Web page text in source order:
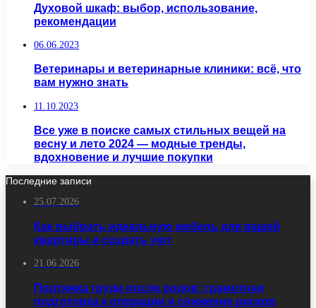
Духовой шкаф: выбор, использование,
рекомендации
06.06.2023
Ветеринары и ветеринарные клиники: всё, что
вам нужно знать
11.10.2023
Все уже в поиске самых стильных вещей на
весну и лето 2024 — модные тренды,
вдохновение и лучшие покупки
Последние записи
25.07.2026
Как выбрать идеальную мебель для вашей
квартиры и создать уют
21.06.2026
Подтяжка груди после родов: грамотная
подготовка к операции и снижение рисков